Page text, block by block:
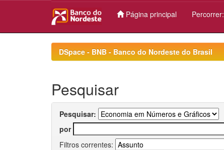
Página principal Percorrer:
DSpace - BNB - Banco do Nordeste do Brasil
Pesquisar
Pesquisar:
por
Filtros correntes: